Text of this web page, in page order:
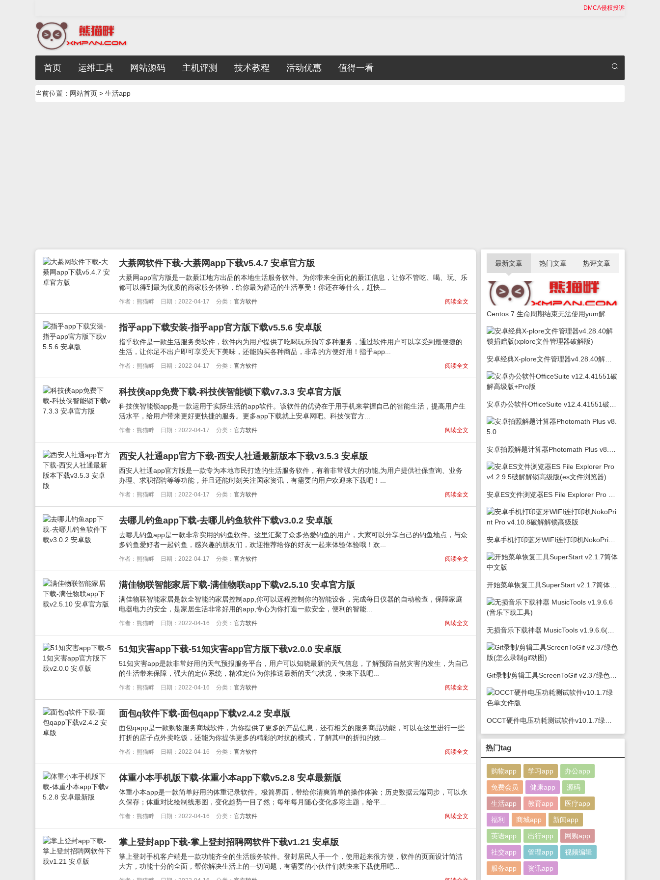
DMCA侵权投诉
首页 运维工具 网站源码 主机评测 技术教程 活动优惠 值得一看
当前位置： 网站首页 > 生活app
大綦网软件下载-大綦网app下载v5.4.7 安卓官方版
大綦网app官方版是一款綦江地方出品的本地生活服务软件。为你带来全面化的綦江信息，让你不管吃、喝、玩、乐
都可以得到最为优质的商家服务体验，给你最为舒适的生活享受！你还在等什么，赶快...
阅读全文
作者：熊猫畔 日期：2022-04-17 分类： 官方软件
指乎app下载安装-指乎app官方版下载v5.5.6 安卓版
指乎软件是一款生活服务类软件，软件内为用户提供了吃喝玩乐购等多种服务，通过软件用户可以享受到最便捷的
生活，让你足不出户即可享受天下美味，还能购买各种商品，非常的方便好用！指乎app...
阅读全文
作者：熊猫畔 日期：2022-04-17 分类： 官方软件
科技侠app免费下载-科技侠智能锁下载v7.3.3 安卓官方版
科技侠智能锁app是一款运用于实际生活的app软件。该软件的优势在于用手机来掌握自己的智能生活，提高用户生
活水平，给用户带来更好更快捷的服务。更多app下载就上安卓网吧。科技侠官方...
阅读全文
作者：熊猫畔 日期：2022-04-17 分类： 官方软件
西安人社通app官方下载-西安人社通最新版本下载v3.5.3 安卓版
西安人社通app官方版是一款专为本地市民打造的生活服务软件，有着非常强大的功能,为用户提供社保查询、业务
办理、求职招聘等等功能，并且还能时刻关注国家资讯，有需要的用户欢迎来下载吧！...
阅读全文
作者：熊猫畔 日期：2022-04-17 分类： 官方软件
去哪儿钓鱼app下载-去哪儿钓鱼软件下载v3.0.2 安卓版
去哪儿钓鱼app是一款非常实用的钓鱼软件。这里汇聚了众多热爱钓鱼的用户，大家可以分享自己的钓鱼地点，与众
多钓鱼爱好者一起钓鱼，感兴趣的朋友们，欢迎推荐给你的好友一起来体验体验哦！欢...
阅读全文
作者：熊猫畔 日期：2022-04-17 分类： 官方软件
满佳物联智能家居下载-满佳物联app下载v2.5.10 安卓官方版
满佳物联智能家居是款全智能的家居控制app,你可以远程控制你的智能设备，完成每日仪器的自动检查，保障家庭
电器电力的安全，是家居生活非常好用的app,专心为你打造一款安全，便利的智能...
阅读全文
作者：熊猫畔 日期：2022-04-16 分类： 官方软件
51知灾害app下载-51知灾害app官方版下载v2.0.0 安卓版
51知灾害app是款非常好用的天气预报服务平台，用户可以知晓最新的天气信息，了解预防自然灾害的发生，为自己
的生活带来保障，强大的定位系统，精准定位为你推送最新的天气状况，快来下载吧...
阅读全文
作者：熊猫畔 日期：2022-04-16 分类： 官方软件
面包q软件下载-面包qapp下载v2.4.2 安卓版
面包qapp是一款购物服务商城软件，为你提供了更多的产品信息，还有相关的服务商品功能，可以在这里进行一些
打折的店子点外卖吃饭，还能为你提供更多的精彩的对抗的模式，了解其中的折扣的效...
阅读全文
作者：熊猫畔 日期：2022-04-16 分类： 官方软件
体重小本手机版下载-体重小本app下载v5.2.8 安卓最新版
体重小本app是一款简单好用的体重记录软件。极简界面，带给你清爽简单的操作体验；历史数据云端同步，可以永
久保存；体重对比绘制线形图，变化趋势一目了然；每年每月随心变化多彩主题，给平...
阅读全文
作者：熊猫畔 日期：2022-04-16 分类： 官方软件
掌上登封app下载-掌上登封招聘网软件下载v1.21 安卓版
掌上登封手机客户端是一款功能齐全的生活服务软件。登封居民人手一个，使用起来很方便，软件的页面设计简洁
大方，功能十分的全面，帮你解决生活上的一切问题，有需要的小伙伴们就快来下载使用吧...
最新文章 热门文章 热评文章
热门tag
购物app 学习app 办公app
免费会员 健康app 源码
生活app 教育app 医疗app
福利 商城app 新闻app
英语app 出行app 网购app
社交app 管理app 视频编辑
服务app 资讯app